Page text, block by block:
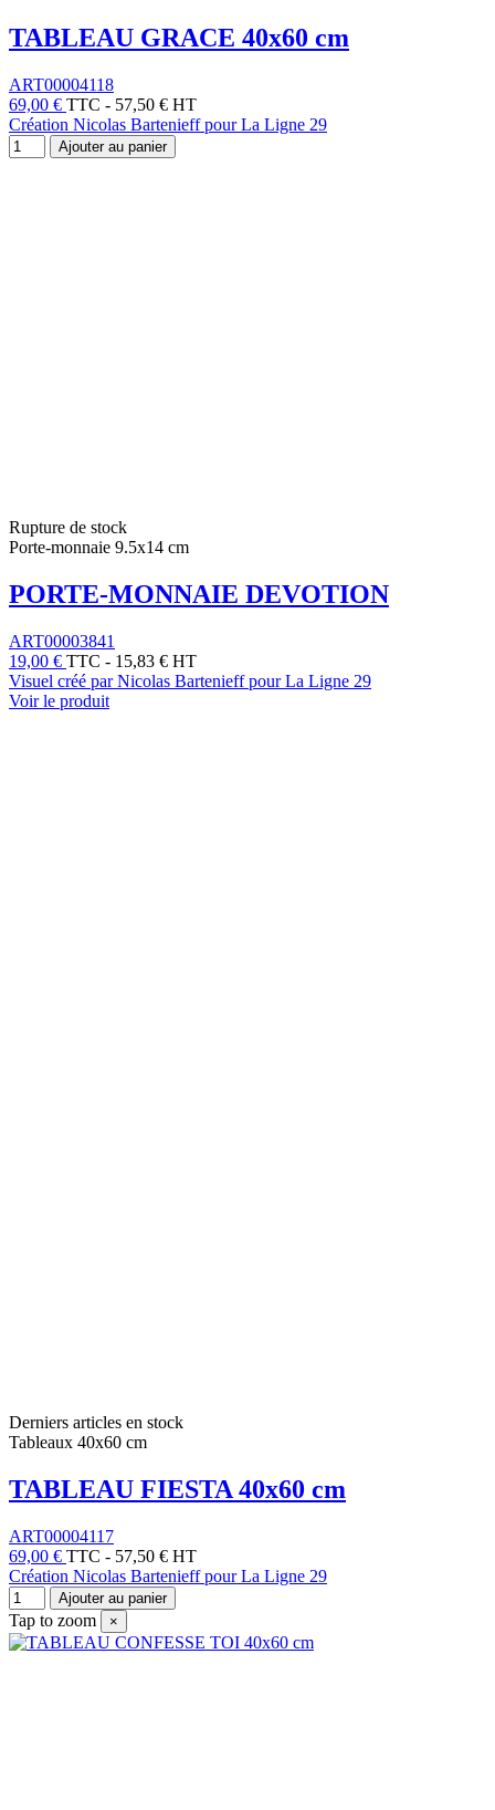
TABLEAU GRACE 40x60 cm
ART00004118
69,00 € TTC - 57,50 € HT
Création Nicolas Bartenieff pour La Ligne 29
Ajouter au panier
Rupture de stock
Porte-monnaie 9.5x14 cm
PORTE-MONNAIE DEVOTION
ART00003841
19,00 € TTC - 15,83 € HT
Visuel créé par Nicolas Bartenieff pour La Ligne 29
Voir le produit
Derniers articles en stock
Tableaux 40x60 cm
TABLEAU FIESTA 40x60 cm
ART00004117
69,00 € TTC - 57,50 € HT
Création Nicolas Bartenieff pour La Ligne 29
Ajouter au panier
Tap to zoom ×